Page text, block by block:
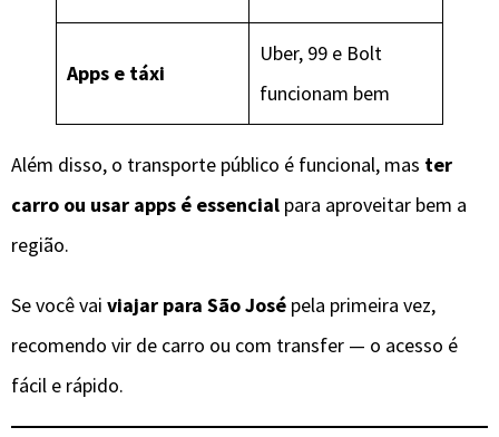
Apps e táxi
Uber, 99 e Bolt
funcionam bem
Além disso, o transporte público é funcional, mas ter
carro ou usar apps é essencial para aproveitar bem a
região.
Se você vai viajar para São José pela primeira vez,
recomendo vir de carro ou com transfer — o acesso é
fácil e rápido.